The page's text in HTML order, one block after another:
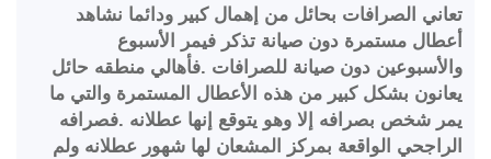
تعاني الصرافات بحائل من إهمال كبير ودائما نشاهد
أعطال مستمرة دون صيانة تذكر فيمر الأسبوع
والأسبوعين دون صيانة للصرافات .فأهالي منطقه حائل
يعانون بشكل كبير من هذه الأعطال المستمرة والتي ما
يمر شخص بصرافه إلا وهو يتوقع إنها عطلانه .فصرافه
الراجحي الواقعة بمركز المشعان لها شهور عطلانه ولم